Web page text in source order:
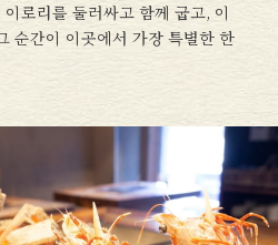
로리를 둘러싸고 함께 굽고, 이
순간이 이곳에서 가장 특별한 한